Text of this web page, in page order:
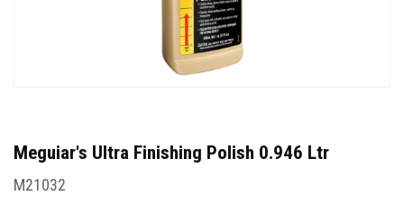
Meguiar's Ultra Finishing Polish 0.946 Ltr
M21032